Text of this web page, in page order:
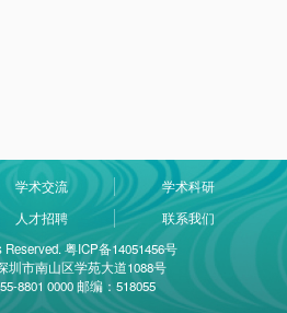
学术交流
学术科研
人才招聘
联系我们
粤ICP备14051456号
圳市南山区学苑大道1088号
8801 0000 邮编：518055